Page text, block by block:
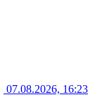
07.08.2026, 16:23